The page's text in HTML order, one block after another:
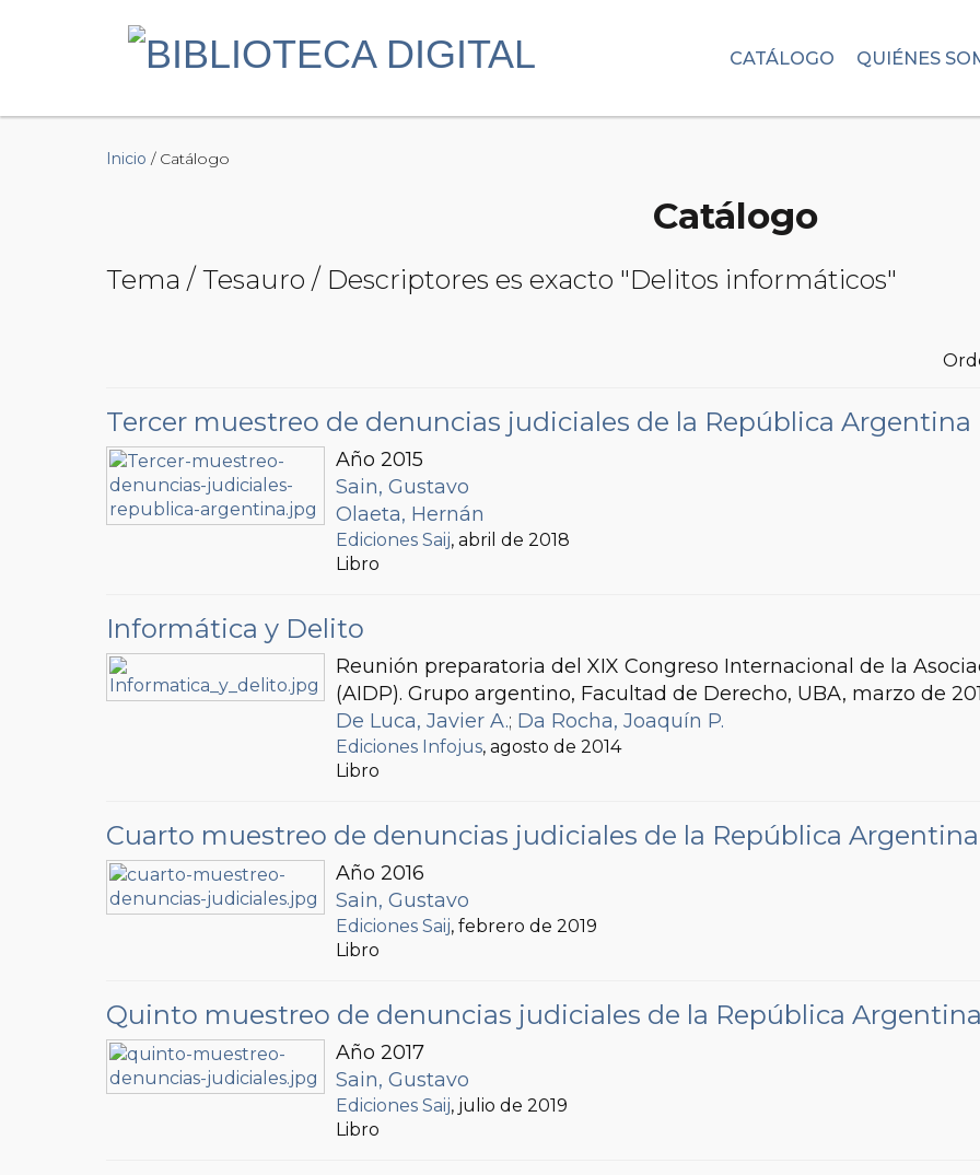
CATÁLOGO QUIÉNES
Inicio / Catálogo
Catálogo
Tema / Tesauro / Descriptores es exacto "Delitos informáticos"
Tercer muestreo de denuncias judiciales de la República Argentina
Año 2015
Sain, Gustavo
Olaeta, Hernán
Ediciones Saij, abril de 2018
Libro
Informática y Delito
Reunión preparatoria del XIX Congreso Internacional de la
(AIDP). Grupo argentino, Facultad de Derecho, UBA, marzo de
De Luca, Javier A.; Da Rocha, Joaquín P.
Ediciones Infojus, agosto de 2014
Libro
Cuarto muestreo de denuncias judiciales de la República Argentina
Año 2016
Sain, Gustavo
Ediciones Saij, febrero de 2019
Libro
Quinto muestreo de denuncias judiciales de la República Argentina
Año 2017
Sain, Gustavo
Ediciones Saij, julio de 2019
Libro